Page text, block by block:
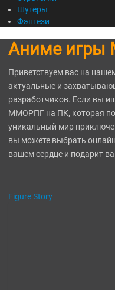
ММО
РПГ
СИМУЛЯТОРЫ
СТРАТЕГИИ
ШУТЕРЫ
ФЭНТЕЗИ
Шутеры
Фэнтези
Аниме
Приветствуем вас на
актуальные и
разработчиков. Если вы
ММОРПГ на ПК, которая
уникальный мир
вы можете выбрать
вашем сердце и подарит
Figure Story